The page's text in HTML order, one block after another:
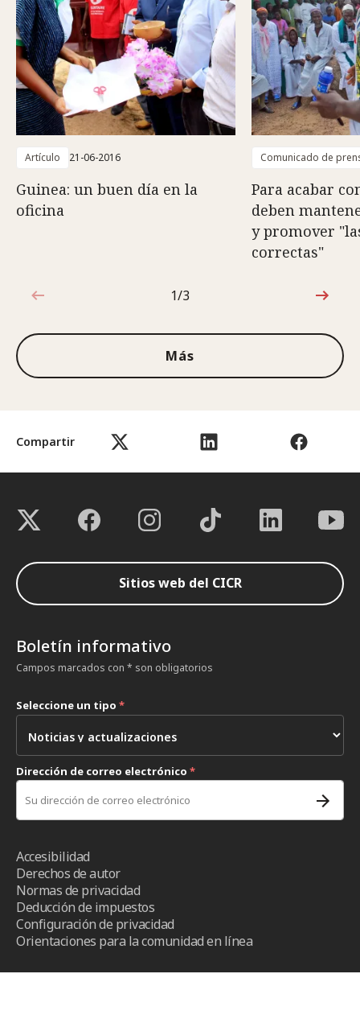
Compartir
Artículo 21-06-2016
Guinea: un buen día en la
oficina
Comunicado de
Para acabar
deben
y promover
correctas"
1de3
1/3
Más
Sitios web del CICR
Boletín informativo
Campos marcados con * son obligatorios
Seleccione un tipo *
Dirección de correo electrónico *
Accesibilidad
Derechos de autor
Normas de privacidad
Deducción de impuestos
Configuración de privacidad
Orientaciones para la comunidad en línea